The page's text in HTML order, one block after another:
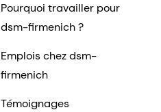
Pourquoi travailler pour
dsm-firmenich ?
Emplois chez dsm-
firmenich
Témoignages